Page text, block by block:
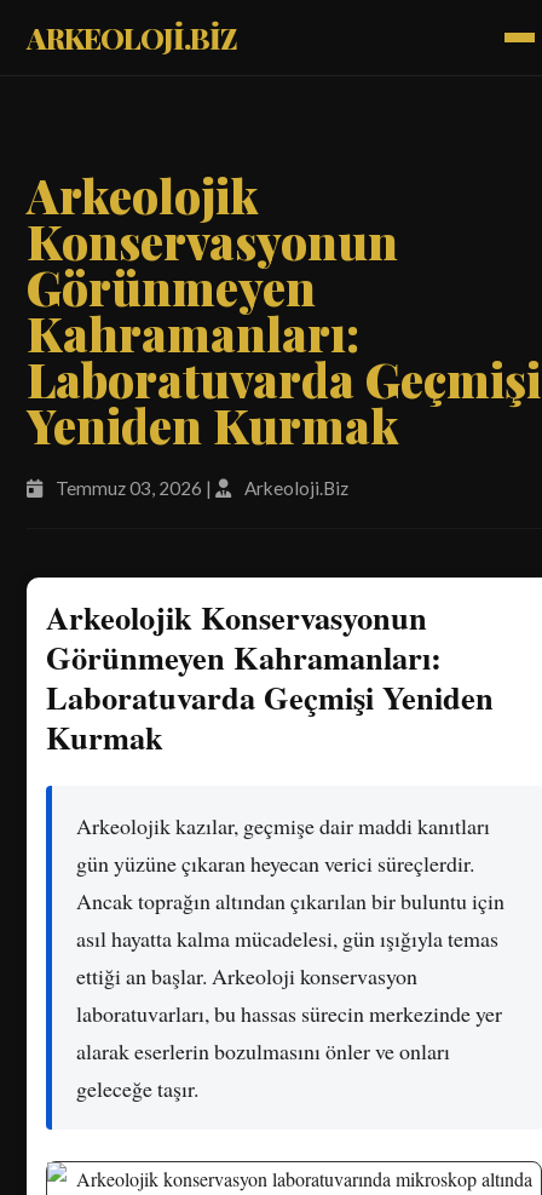
ARKEOLOJİ.BİZ
Arkeolojik
Konservasyonun
Görünmeyen
Kahramanları:
Laboratuvarda Geçmişi
Yeniden Kurmak
Temmuz 03, 2026 | Arkeoloji.Biz
Arkeolojik Konservasyonun
Görünmeyen Kahramanları:
Laboratuvarda Geçmişi Yeniden
Kurmak
Arkeolojik kazılar, geçmişe dair maddi kanıtları
gün yüzüne çıkaran heyecan verici süreçlerdir.
Ancak toprağın altından çıkarılan bir buluntu için
asıl hayatta kalma mücadelesi, gün ışığıyla temas
ettiği an başlar. Arkeoloji konservasyon
laboratuvarları, bu hassas sürecin merkezinde yer
alarak eserlerin bozulmasını önler ve onları
geleceğe taşır.